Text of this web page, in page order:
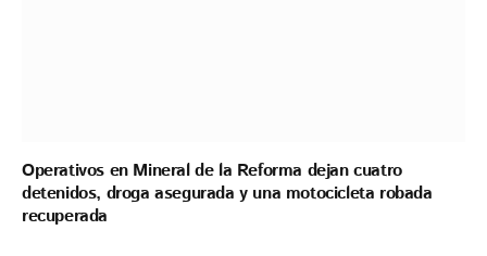
Operativos en Mineral de la Reforma dejan cuatro
detenidos, droga asegurada y una motocicleta robada
recuperada